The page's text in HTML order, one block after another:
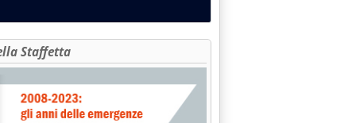
alle 16.19.
Staffetta